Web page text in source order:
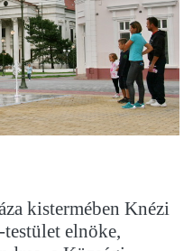
kistermében Knézi
elnöke,